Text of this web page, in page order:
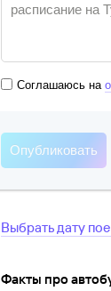
Соглашаюсь на
Выбрать дату
Факты про